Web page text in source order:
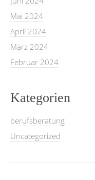
Mai 2024
April 2024
März 2024
Februar 2024
Kategorien
berufsberatung
Uncategorized